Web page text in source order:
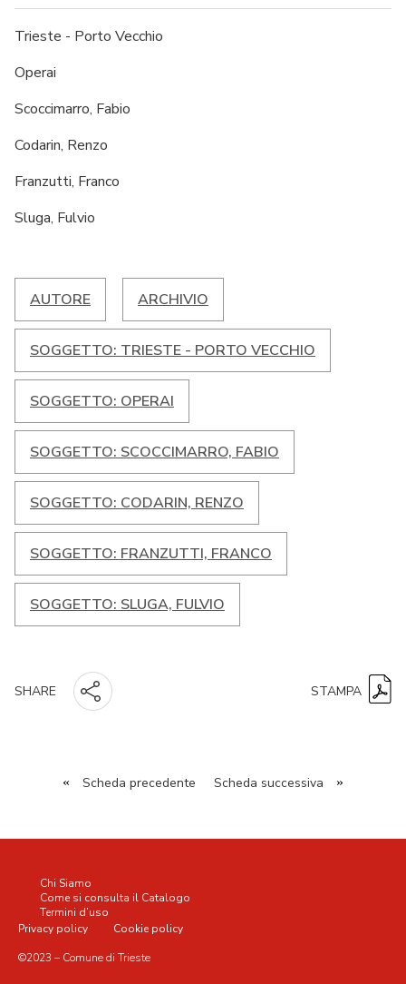
Trieste - Porto Vecchio
Operai
Scoccimarro, Fabio
Codarin, Renzo
Franzutti, Franco
Sluga, Fulvio
AUTORE ARCHIVIO
SOGGETTO: TRIESTE - PORTO VECCHIO
SOGGETTO: OPERAI
SOGGETTO: SCOCCIMARRO, FABIO
SOGGETTO: CODARIN, RENZO
SOGGETTO: FRANZUTTI, FRANCO
SOGGETTO: SLUGA, FULVIO
SHARE STAMPA
« Scheda precedente Scheda successiva »
©2023 – Comune di Trieste
Chi Siamo
Come si consulta il Catalogo
Termini d’uso
Privacy policy
Cookie policy